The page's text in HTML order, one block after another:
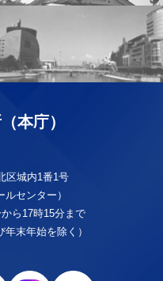
本庁）
区城内1番1号
センター）
ら17時15分まで
年末年始を除く）